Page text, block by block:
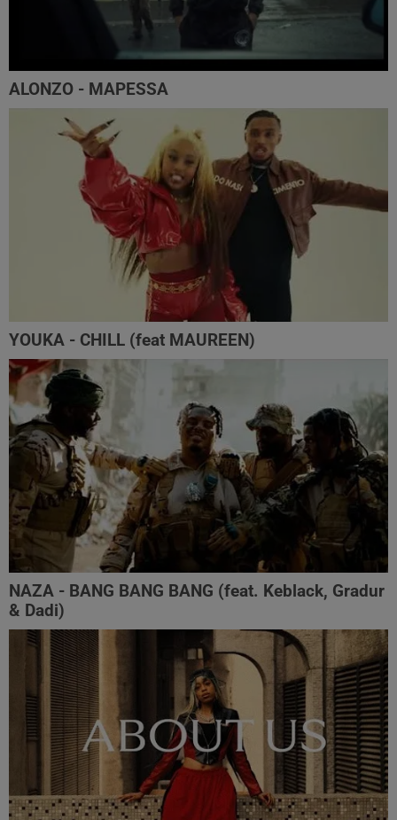
ALONZO - MAPESSA
YOUKA - CHILL (feat MAUREEN)
NAZA - BANG BANG BANG (feat. Keblack, Gradur
& Dadi)